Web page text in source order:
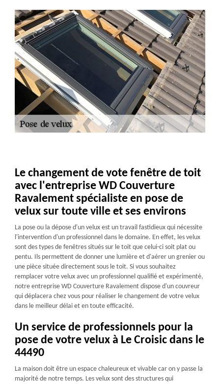
Le changement de vote fenêtre de toit
avec l'entreprise WD Couverture
Ravalement spécialiste en pose de
velux sur toute ville et ses environs
La pose ou la dépose d'un velux est un travail fastidieux qui nécessite
l'intervention d'un professionnel dans le domaine. En effet, les velux
sont des types de fenêtres situés sur le toit que celui-ci soit plat ou
pentu. Ils permettent de donner une lumière et d'aérer un grenier ou
une pièce située directement sous le toit. Si vous souhaitez
remplacer votre velux avec un professionnel qualifié et expérimenté,
notre entreprise WD Couverture Ravalement dispose d'un couvreur
qui déplacera chez vous pour réaliser le changement de votre velux
dans le meilleur délai et en toute efficacité.
Un service de professionnels pour la
pose de votre velux à Le Croisic dans le
44490
La maison doit être un espace chaleureux et vivable car on y passe la
majorité de notre temps. Les velux sont des structures qui